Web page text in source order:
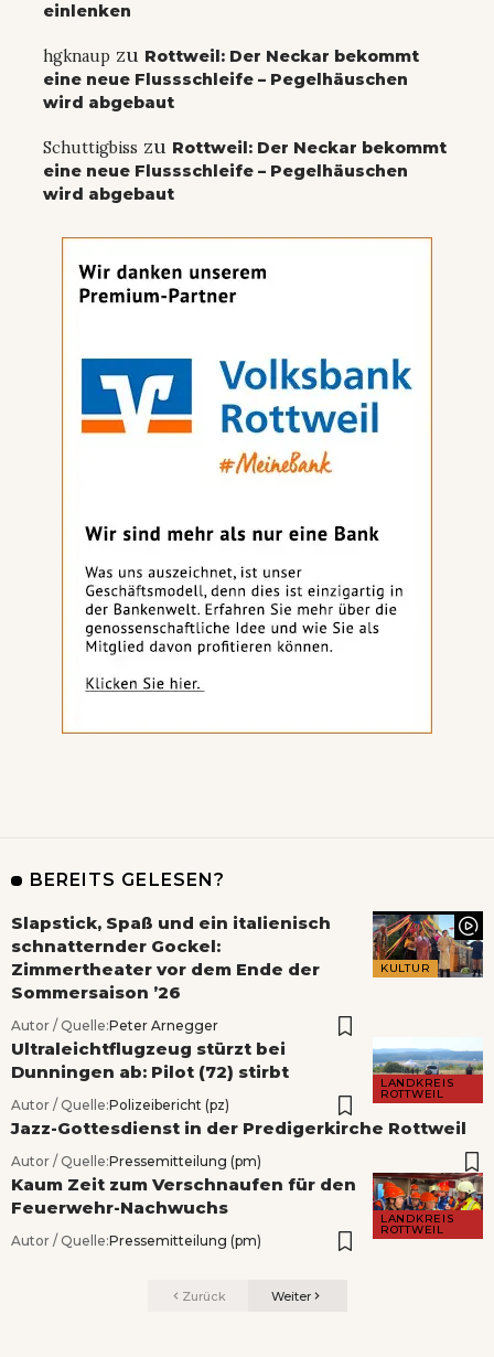
einlenken
hgknaup zu Rottweil: Der Neckar bekommt
eine neue Flussschleife – Pegelhäuschen
wird abgebaut
Schuttigbiss zu Rottweil: Der Neckar bekommt
eine neue Flussschleife – Pegelhäuschen
wird abgebaut
BEREITS GELESEN?
KULTUR
Slapstick, Spaß und ein italienisch
schnatternder Gockel:
Zimmertheater vor dem Ende der
Sommersaison ’26
Autor / Quelle:Peter Arnegger
LANDKREIS
ROTTWEIL
Ultraleichtflugzeug stürzt bei
Dunningen ab: Pilot (72) stirbt
Autor / Quelle:Polizeibericht (pz)
Jazz-Gottesdienst in der Predigerkirche Rottweil
Autor / Quelle:Pressemitteilung (pm)
LANDKREIS
ROTTWEIL
Kaum Zeit zum Verschnaufen für den
Feuerwehr-Nachwuchs
Autor / Quelle:Pressemitteilung (pm)
Zurück Weiter